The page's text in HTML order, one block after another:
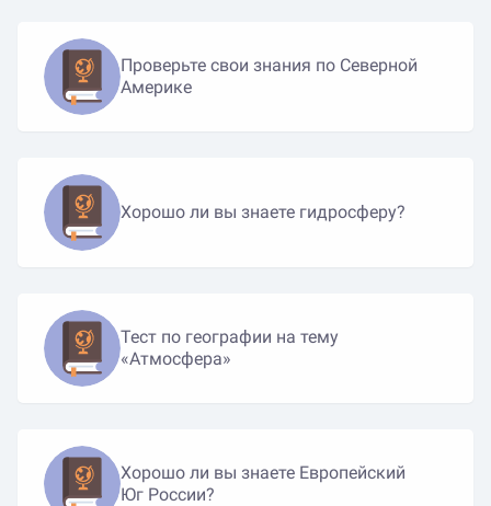
Проверьте свои знания по Северной
Америке
Хорошо ли вы знаете гидросферу?
Тест по географии на тему
«Атмосфера»
Хорошо ли вы знаете Европейский
Юг России?